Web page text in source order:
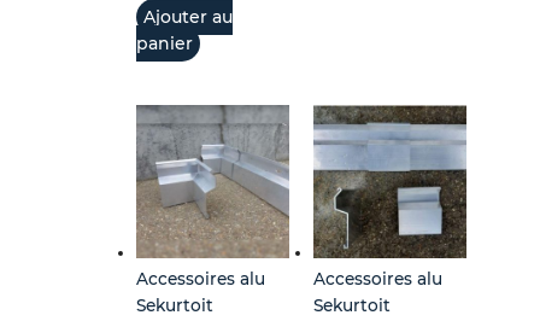
Ajouter au
panier
Accessoires alu
Sekurtoit
Accessoires alu
Sekurtoit